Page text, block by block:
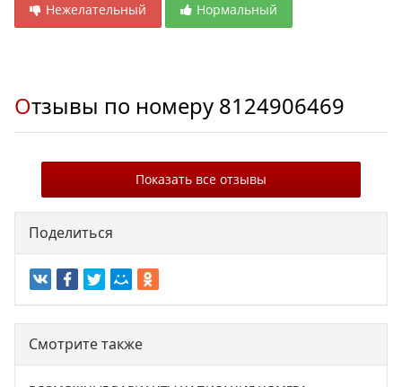
Нежелательный Нормальный
Отзывы по номеру 8124906469
Показать все отзывы
Поделиться
Смотрите также